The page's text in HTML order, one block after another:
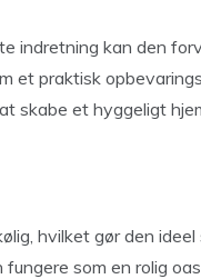
indretning kan den
et praktisk
skabe et hyggeligt
hvilket gør den ideel
fungere som en rolig